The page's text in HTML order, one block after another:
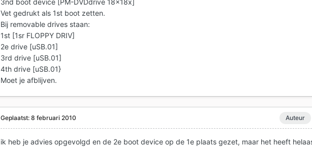
3nd boot device [PM-DVDdrive 18x18x]
Vet gedrukt als 1st boot zetten.
Bij removable drives staan:
1st [1sr FLOPPY DRIV]
2e drive [uSB.01]
3rd drive [uSB.01]
4th drive [uSB.01}
Moet je afblijven.
Auteur
Geplaatst:8 februari 2010
ik heb je advies opgevolgd en de 2e boot device op de 1e plaats gezet, maar het heeft